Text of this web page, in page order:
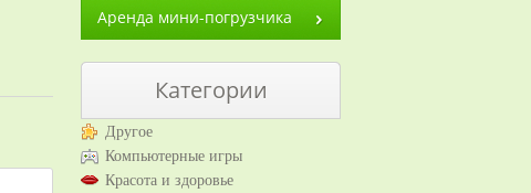
Аренда мини-погрузчика
Категории
Другое
Компьютерные игры
Красота и здоровье